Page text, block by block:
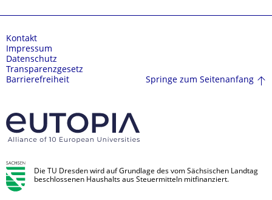
Kontakt
Impressum
Datenschutz
Transparenzgesetz
Barrierefreiheit
Springe zum Seitenanfang
Die TU Dresden wird auf Grundlage des vom Sächsischen Landtag
beschlossenen Haushalts aus Steuermitteln mitfinanziert.